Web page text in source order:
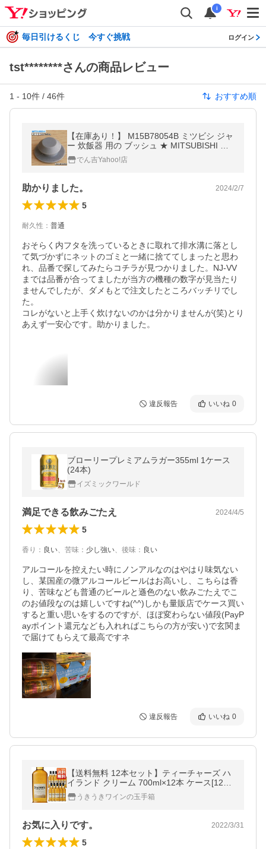
i
毎日引けるくじ 今すぐ挑戦 ログイン
tst********さんの商品レビュー
1 - 10件 / 46件 おすすめ順
【在庫あり！】 M15B78054B ミツビシ ジャ
ー 炊飯器 用の ブッシュ ★ MITSUBISHI 三
菱 でん吉Yahoo!店
助かりました。 2024/2/7
5
耐久性 ： 普通
おそらく内フタを洗っているときに取れて排水溝に落とし
て気づかずにネットのゴミと一緒に捨ててしまったと思わ
れ、品番で探してみたらコチラが見つかりました。NJ-VV
までは品番が合ってましたが当方の機種の数字が見当たり
ませんでしたが、ダメもとで注文したところバッチリでし
た。
コレがないと上手く炊けないのかは分かりませんが(笑)とり
あえず一安心です。助かりました。
違反報告 いいね 0
ブローリープレミアムラガー355ml 1ケース
(24本)
イズミックワールド
満足できる飲みごたえ 2024/4/5
5
香り ： 良い、 苦味 ： 少し強い、 後味 ： 良い
アルコールを控えたい時にノンアルなのはやはり味気ない
し、某国産の微アルコールビールはお高いし、こちらは香
り、苦味なども普通のビールと遜色のない飲みごたえでこ
のお値段なのは嬉しいですね(^^)しかも量販店でケース買い
すると重い思いをするのですが、ほぼ変わらない値段(PayP
ayポイント還元なども入れればこちらの方が安い)で玄関ま
で届けてもらえて最高ですネ
違反報告 いいね 0
【送料無料 12本セット】ティーチャーズ ハ
イランド クリーム 700ml×12本 ケース[12本
入り] 正規品 ブレンデット スコッチ ウイス
キー 40％ ハードリカー
うきうきワインの玉手箱
お気に入りです。 2022/3/31
5